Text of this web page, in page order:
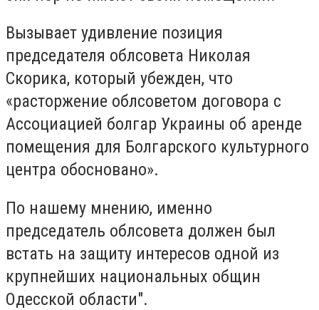
Вызывает удивление позиция
председателя облсовета Николая
Скорика, который убежден, что
«расторжение облсоветом договора с
Ассоциацией болгар Украины об аренде
помещения для Болгарского культурного
центра обосновано».
По нашему мнению, именно
председатель облсовета должен был
встать на защиту интересов одной из
крупнейших национальных общин
Одесской области".